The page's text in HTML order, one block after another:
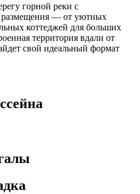
горной реки с
размещения — от уютных
коттеджей для больших
территория вдали от
свой идеальный формат